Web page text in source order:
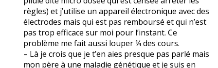
règles) et j’utilise un appareil électronique avec des
électrodes mais qui est pas remboursé et qui n’est
pas trop efficace sur moi pour l’instant. Ce
problème me fait aussi louper ¼ des cours.
– Là je crois que je t’en aies presque pas parlé mais
mon père à une maladie génétique et je suis en